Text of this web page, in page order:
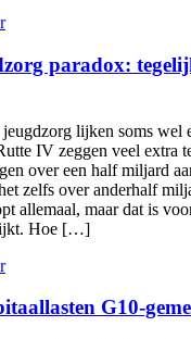
paradox:
lijken soms wel
IV zeggen veel extra
over een half miljard
zelfs over anderhalf
allemaal, maar dat is
Hoe […]
G10-